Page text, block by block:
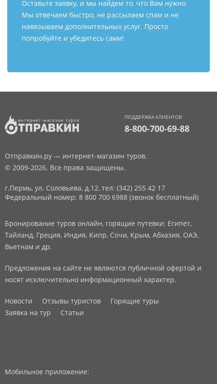
Оставьте заявку, и мы найдем то, что Вам нужно.
Мы отвечаем быстро, не рассылаем спам и не
навязываем дополнительных услуг. Просто
попробуйте и убедитесь сами!
ПОДДЕРЖКА КЛИЕНТОВ
8-800-700-69-88
Отправкин.ру — интернет-магазин туров.
© 2009-2026. Все права защищены.
г.Пермь, ул. Соловьева, д.12, тел: (342) 255 42 17
Федеральный номер: 8 800 700 6988 (звонок бесплатный)
Бронирование туров онлайн, горящие путевки: Египет,
Тайланд, Греция, Индия, Кипр, Сочи, Крым, Абхазия, ОАЭ,
Вьетнам и др.
Предложения на сайте не являются публичной офертой и
носят исключительно информационный характер.
Новости Отзывы туристов
Горящие туры
Заявка на тур
Статьи
Мобильное приложение: